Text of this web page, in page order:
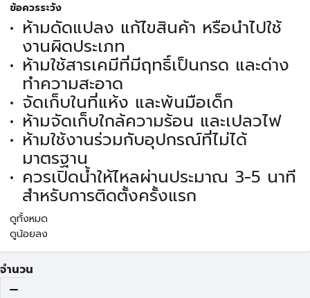
ข้อควรระวัง
ห้ามดัดแปลง แก้ไขสินค้า หรือนำไปใช้
งานผิดประเภท
ห้ามใช้สารเคมีที่มีฤทธิ์เป็นกรด และด่าง
ทำความสะอาด
จัดเก็บในที่แห้ง และพ้นมือเด็ก
ห้ามจัดเก็บใกล้ความร้อน และเปลวไฟ
ห้ามใช้งานร่วมกับอุปกรณ์ที่ไม่ได้
มาตรฐาน
ควรเปิดน้ำให้ไหลผ่านประมาณ 3-5 นาที
สำหรับการติดตั้งครั้งแรก
ดูทั้งหมด
ดูน้อยลง
จำนวน